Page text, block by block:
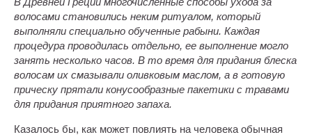
волосами становились неким ритуалом, который
выполняли специально обученные рабыни. Каждая
процедура проводилась отдельно, ее выполнение могло
занять несколько часов. В то время для придания блеска
волосам их смазывали оливковым маслом, а в готовую
прическу прятали конусообразные пакетики с травами
для придания приятного запаха.
Казалось бы, как может повлиять на человека обычная